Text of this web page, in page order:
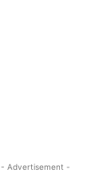
- Advertisement -